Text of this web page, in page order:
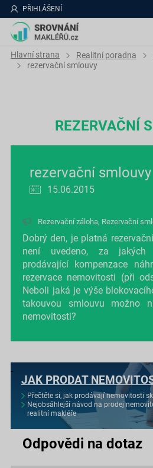
PŘIHLÁŠENÍ
Hlavní strana Realitní poradna
rezervační smlouvy
REZERVAČNÍ
rezervační smlouvy
15.06.2015
Rezervační záloha, Rezervační
Dobrý den, je platná
není uvedeno, za jakých
prodávající kompenzace
rezervace nemovitosti (při
Neboli jaká je výše
takouvou smlouvu možno
nemovitosti?
JAK PRODAT
Přečtěte si, jak prodávají nemovitosti
Nejobsáhlejší návod na prodej
realitní makléře
Odpovědi na dotaz